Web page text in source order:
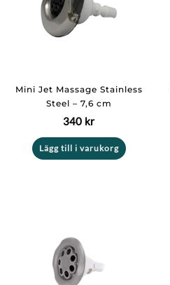
Mini Jet Massage Stainless
Steel – 7,6 cm
340 kr
Lägg till i varukorg